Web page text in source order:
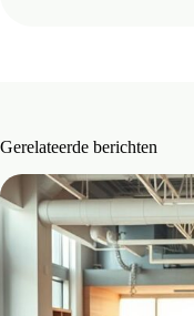
Gerelateerde berichten